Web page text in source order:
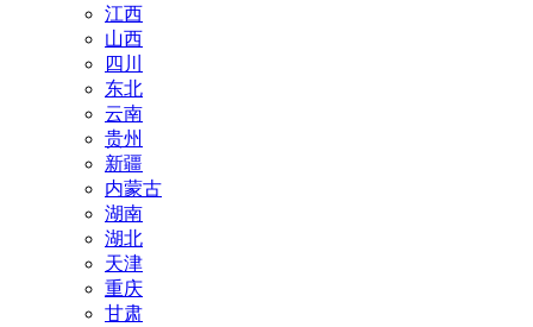
江西
山西
四川
东北
云南
贵州
新疆
内蒙古
湖南
湖北
天津
重庆
甘肃